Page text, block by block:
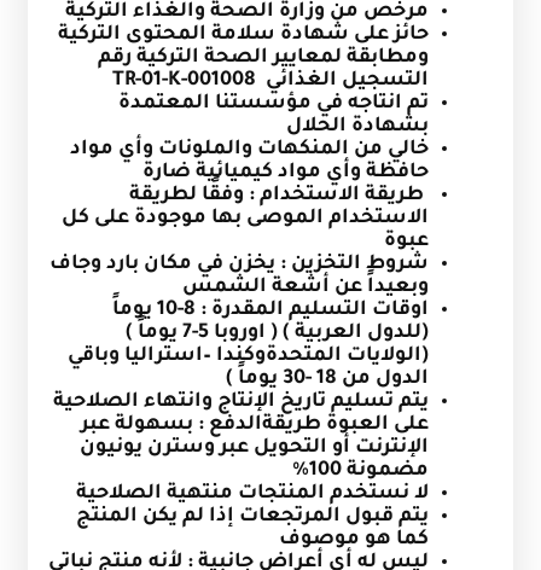
مرخص من وزارة الصحة والغذاء التركية
حائز على شهادة سلامة المحتوى التركية
ومطابقة لمعايير الصحة التركية رقم
التسجيل الغذائي
تم انتاجه في مؤسستنا المعتمدة
بشهادة الحلال
خالي من المنكهات والملونات وأي مواد
حافظة وأي مواد كيميائية ضارة
طريقة الاستخدام : وفقًا لطريقة
الاستخدام الموصى بها موجودة على كل
عبوة
شروط التخزين : يخزن في مكان بارد وجاف
وبعيداً عن أشعة الشمس
اوقات التسليم المقدرة :
8-10 يوماً
(للدول العربية ) ( اوروبا 5-7 يوماً )
(الولايات المتحدةوكندا –استراليا وباقي
الدول من 18 -30 يوماً )
يتم تسليم تاريخ الإنتاج وانتهاء الصلاحية
على العبوة طريقةالدفع : بسهولة عبر
الإنترنت أو التحويل عبر وسترن يونيون
مضمونة 100%
لا نستخدم المنتجات منتهية الصلاحية
يتم قبول المرتجعات إذا لم يكن المنتج
كما هو موصوف
ليس له أي أعراض جانبية : لأنه منتج نباتي